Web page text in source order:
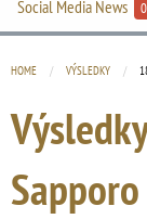
Social Media News
0
HOME VÝSLEDKY
Sapporo